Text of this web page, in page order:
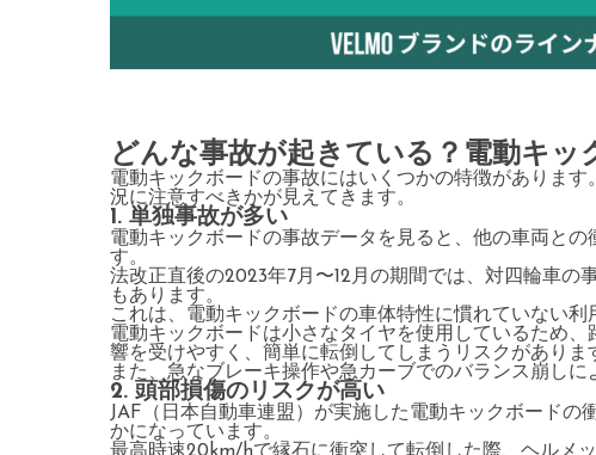
どんな事故が起きている？電動キッ
電動キックボードの事故にはいくつかの特徴がありま
況に注意すべきかが見えてきます。
1. 単独事故が多い
電動キックボードの事故データを見ると、他の車両と
す。
法改正直後の2023年7月〜12月の期間では、対四輪車の
もあります。
これは、電動キックボードの車体特性に慣れていない
電動キックボードは小さなタイヤを使用しているため
響を受けやすく、簡単に転倒してしまうリスクがありま
また、急なブレーキ操作や急カーブでのバランス崩しに
2. 頭部損傷のリスクが高い
JAF（日本自動車連盟）が実施した電動キックボードの
かになっています。